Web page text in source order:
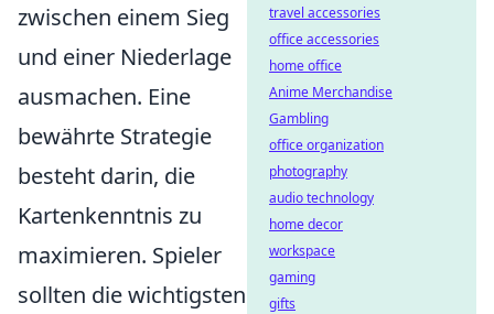
zwischen einem Sieg
und einer Niederlage
ausmachen. Eine
bewährte Strategie
besteht darin, die
Kartenkenntnis zu
maximieren. Spieler
sollten die wichtigsten
travel accessories
office accessories
home office
Anime Merchandise
Gambling
office organization
photography
audio technology
home decor
workspace
gaming
gifts